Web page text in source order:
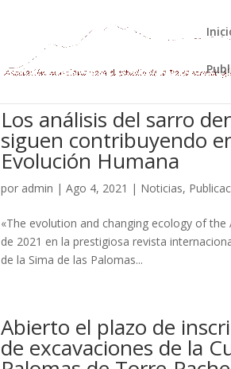
Los análisis del sarro
siguen contribuyendo
Evolución Humana
por admin |Ago 4, 2021 | Noticias,
«The evolution and changing ecology of
de 2021 en la prestigiosa revista
de la Sima de las Palomas...
Abierto el plazo de
de excavaciones de la